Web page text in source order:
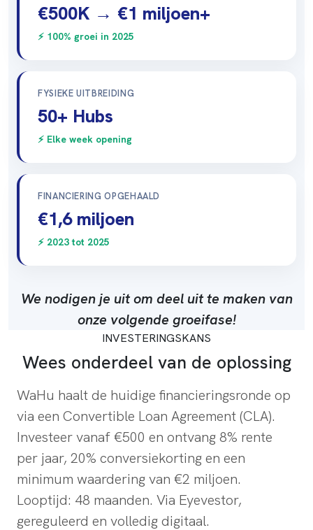
€500K → €1 miljoen+
⚡ 100% groei in 2025
FYSIEKE UITBREIDING
50+ Hubs
⚡ Elke week opening
FINANCIERING OPGEHAALD
€1,6 miljoen
⚡ 2023 tot 2025
We nodigen je uit om deel uit te maken van
onze volgende groeifase!
INVESTERINGSKANS
Wees onderdeel van de oplossing
WaHu haalt de huidige financieringsronde op
via een Convertible Loan Agreement (CLA).
Investeer vanaf €500 en ontvang 8% rente
per jaar, 20% conversiekorting en een
minimum waardering van €2 miljoen.
Looptijd: 48 maanden. Via Eyevestor,
gereguleerd en volledig digitaal.